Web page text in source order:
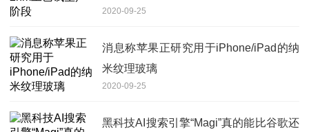
2020-09-25
消息称苹果正研究用于iPhone/iPad的纳
米纹理玻璃
2020-09-25
黑科技AI搜索引擎“Magi”真的能比谷歌还